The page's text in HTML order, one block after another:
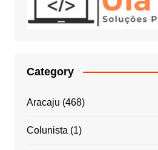
Category
Aracaju (468)
Colunista (1)